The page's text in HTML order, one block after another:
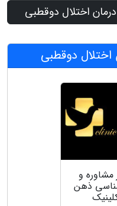
اختلال دوقطبی
دوقطبی
مشاوره و
ذهن